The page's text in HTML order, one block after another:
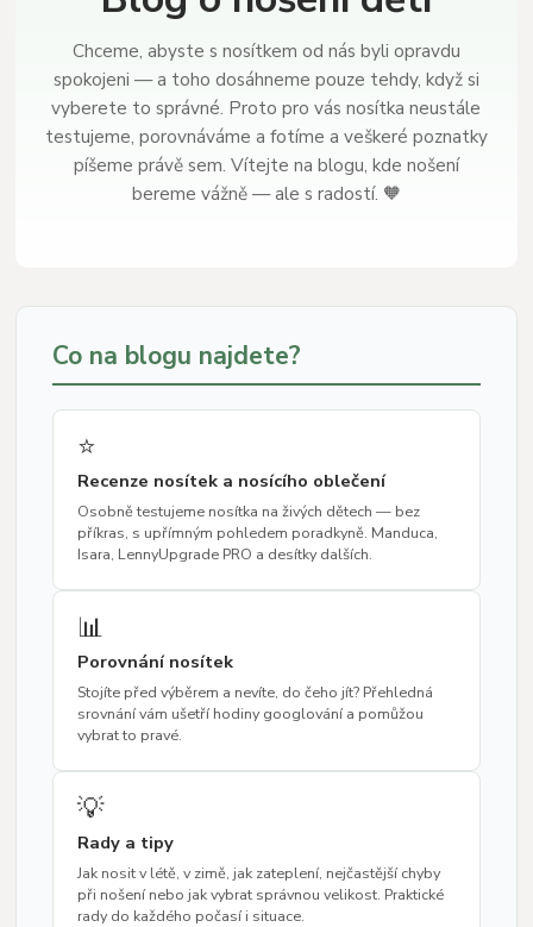
Chceme, abyste s nosítkem od nás byli opravdu
spokojeni — a toho dosáhneme pouze tehdy, když si
vyberete to správné. Proto pro vás nosítka neustále
testujeme, porovnáváme a fotíme a veškeré poznatky
píšeme právě sem. Vítejte na blogu, kde nošení
bereme vážně — ale s radostí. 🧡
Co na blogu najdete?
⭐
Recenze nosítek a nosícího oblečení
Osobně testujeme nosítka na živých dětech — bez
příkras, s upřímným pohledem poradkyně. Manduca,
Isara, LennyUpgrade PRO a desítky dalších.
📊
Porovnání nosítek
Stojíte před výběrem a nevíte, do čeho jít? Přehledná
srovnání vám ušetří hodiny googlování a pomůžou
vybrat to pravé.
💡
Rady a tipy
Jak nosit v létě, v zimě, jak zateplení, nejčastější chyby
při nošení nebo jak vybrat správnou velikost. Praktické
rady do každého počasí i situace.